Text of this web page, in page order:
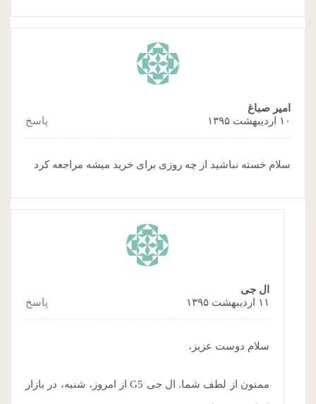
امیر صباغ
۱۰ اردیبهشت ۱۳۹۵
پاسخ
سلام خسته نباشید از چه روزی برای خرید میشه مراجعه کرد
ال جی
۱۱ اردیبهشت ۱۳۹۵
پاسخ
سلام دوست عزیز،
ممنون از لطف شما. ال جی G5 از امروز، شنبه، در بازار